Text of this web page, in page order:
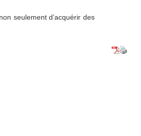
seulement d’acquérir des